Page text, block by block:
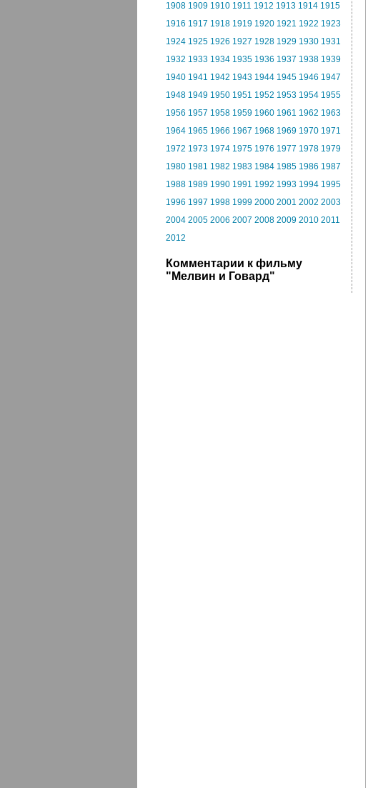
1908 1909 1910 1911 1912 1913 1914 1915
1916 1917 1918 1919 1920 1921 1922 1923
1924 1925 1926 1927 1928 1929 1930 1931
1932 1933 1934 1935 1936 1937 1938 1939
1940 1941 1942 1943 1944 1945 1946 1947
1948 1949 1950 1951 1952 1953 1954 1955
1956 1957 1958 1959 1960 1961 1962 1963
1964 1965 1966 1967 1968 1969 1970 1971
1972 1973 1974 1975 1976 1977 1978 1979
1980 1981 1982 1983 1984 1985 1986 1987
1988 1989 1990 1991 1992 1993 1994 1995
1996 1997 1998 1999 2000 2001 2002 2003
2004 2005 2006 2007 2008 2009 2010 2011
2012
Комментарии к фильму
"Мелвин и Говард"